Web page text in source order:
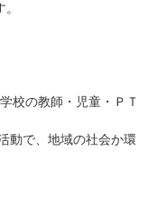
校の教師・児童・ＰＴ
で、地域の社会か環